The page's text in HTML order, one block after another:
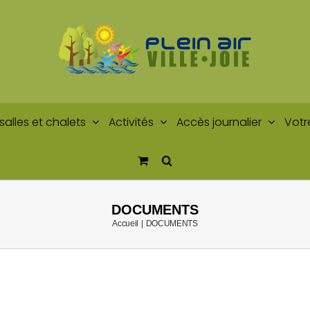
et chalets Activités Accès journalier
DOCUMENTS
Accueil DOCUMENTS